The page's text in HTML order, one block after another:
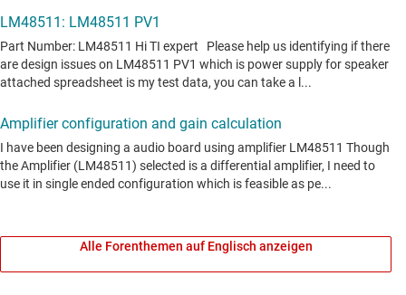
Alle Forenthemen auf Englisch anzeigen